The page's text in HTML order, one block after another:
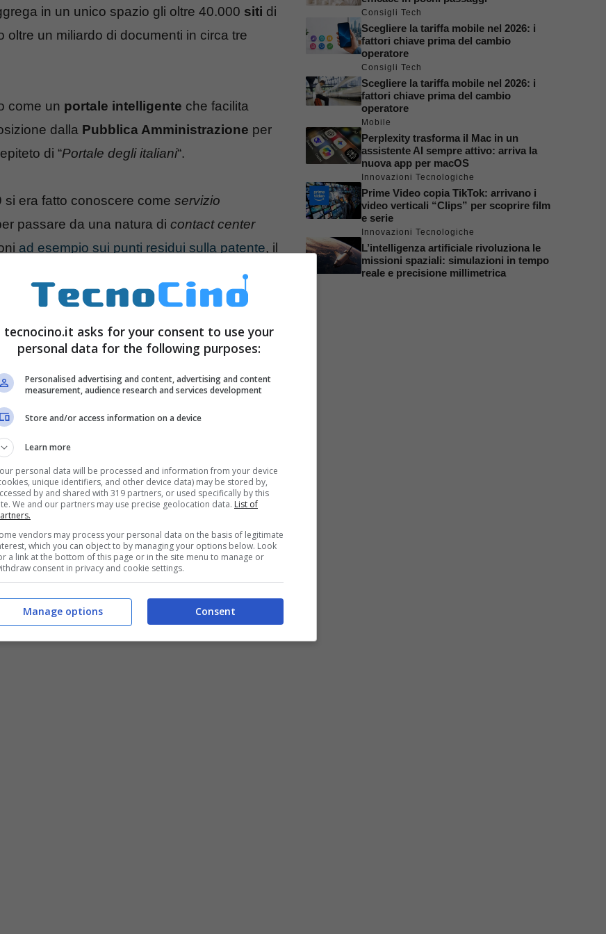
in un unico spazio gli oltre 40.000 siti di
un miliardo di documenti in circa tre
come un portale intelligente che facilita
dalla Pubblica Amministrazione per
di “Portale degli italiani“.
era fatto conoscere come servizio
passare da una natura di contact center
ad esempio sui punti residui sulla patente, il
Brunetta, tempo fa, aveva anche lanciato il
Consigli Tech
Scegliere la tariffa mobile nel 2026: i
fattori chiave prima del cambio
operatore
Consigli Tech
Scegliere la tariffa mobile nel 2026: i
fattori chiave prima del cambio
operatore
Mobile
Perplexity trasforma il Mac in un
assistente AI sempre attivo: arriva la
nuova app per macOS
Innovazioni Tecnologiche
Prime Video copia TikTok: arrivano i
video verticali “Clips” per scoprire film
e serie
Innovazioni Tecnologiche
L’intelligenza artificiale rivoluziona le
missioni spaziali: simulazioni in tempo
reale e precisione millimetrica
tecnocino.it asks for your consent to use your
personal data for the following purposes:
Personalised advertising and content, advertising and content
measurement, audience research and services development
Store and/or access information on a device
Learn more
personal data will be processed and information from your device
unique identifiers, and other device data) may be stored by,
by and shared with 319 partners, or used specifically by this
We and our partners may use precise geolocation data. List of
vendors may process your personal data on the basis of legitimate
which you can object to by managing your options below. Look
a link at the bottom of this page or in the site menu to manage or
consent in privacy and cookie settings.
Consent
Manage options